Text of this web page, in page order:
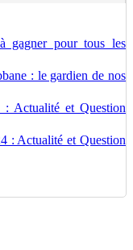
gagner pour tous les
: le gardien de nos
Actualité et Question
: Actualité et Question